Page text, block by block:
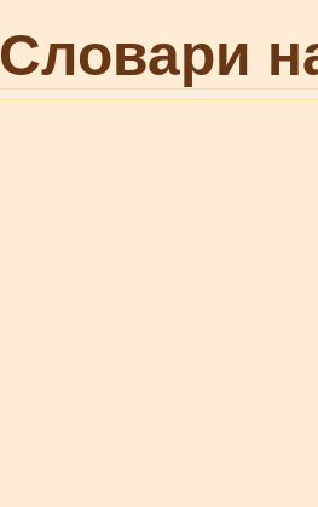
Словари